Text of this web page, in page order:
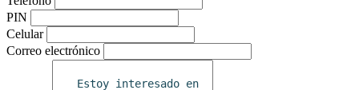
PIN
Celular
Correo electrónico